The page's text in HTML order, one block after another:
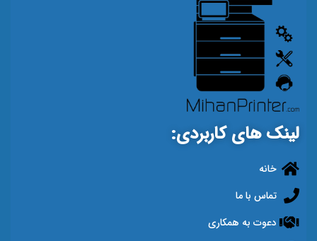
لینک های کاربردی:
خانه
تماس با ما
دعوت به همکاری